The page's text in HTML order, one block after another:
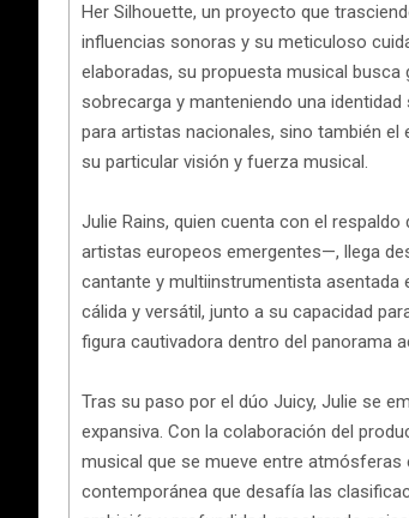
Her Silhouette, un proyecto que
influencias sonoras y su meticuloso
elaboradas, su propuesta musical
sobrecarga y manteniendo una
para artistas nacionales, sino también
su particular visión y fuerza musical.
Julie Rains, quien cuenta con el
artistas europeos emergentes—, llega
cantante y multiinstrumentista asentada
cálida y versátil, junto a su capacidad
figura cautivadora dentro del panorama
Tras su paso por el dúo Juicy, Julie se
expansiva. Con la colaboración del
musical que se mueve entre atmósferas
contemporánea que desafía las